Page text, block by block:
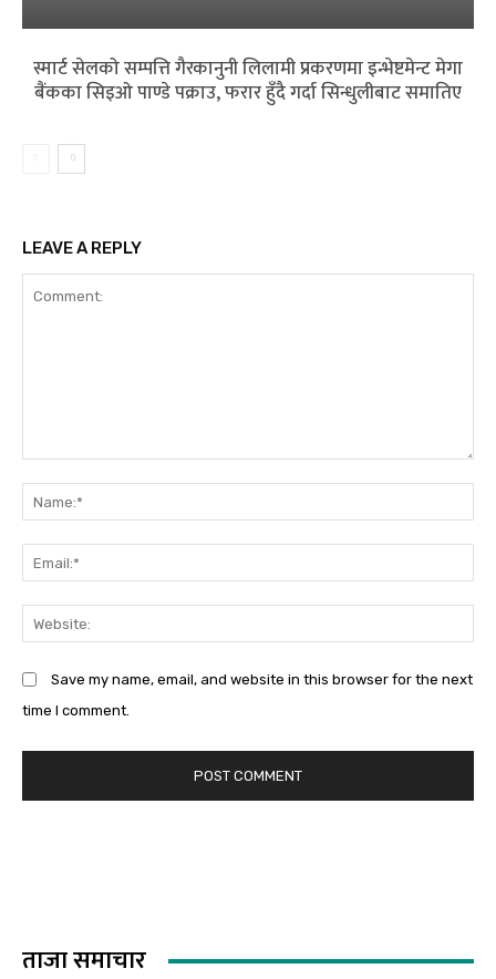
स्मार्ट सेलको सम्पत्ति गैरकानुनी लिलामी प्रकरणमा इन्भेष्टमेन्ट मेगा
बैंकका सिइओ पाण्डे पक्राउ, फरार हुँदै गर्दा सिन्धुलीबाट समातिए
LEAVE A REPLY
Save my name, email, and website in this browser for the next
time I comment.
ताजा समाचार